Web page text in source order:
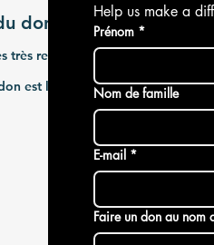
donateur
très reconnaissants pour votre
est le n° 1000. Vous recevrez
Help us make a
Prénom *
Nom de famille
E-mail *
Faire un don au nom